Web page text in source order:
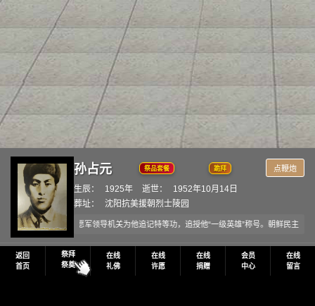
孙占元 祭品套餐 跪拜 点鞭炮
生辰： 1925年 逝世：
1952年10月14日
葬址：
沈阳抗美援朝烈士陵园
牺牲后，中国人民志愿军领导机关为他追记特等功，追授他“一级英雄”称号。朝鲜民主主
返回
首页
祭拜
祭奠
在线
礼佛
在线
许愿
在线
捐赠
会员
中心
在线
留言